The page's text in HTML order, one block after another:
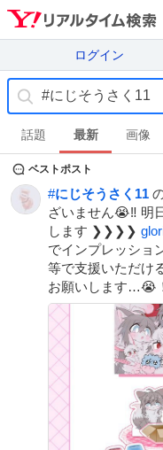
ログイン
話題 最新 画像
ベストポスト
#にじそうさく11
ざいません😭‼️ 明
します ❯❯❯❯
でインプレッショ
等で支援いただけ
お願いします…😭